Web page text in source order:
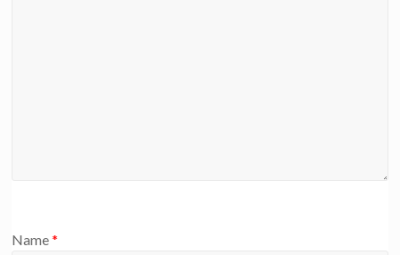
Name*